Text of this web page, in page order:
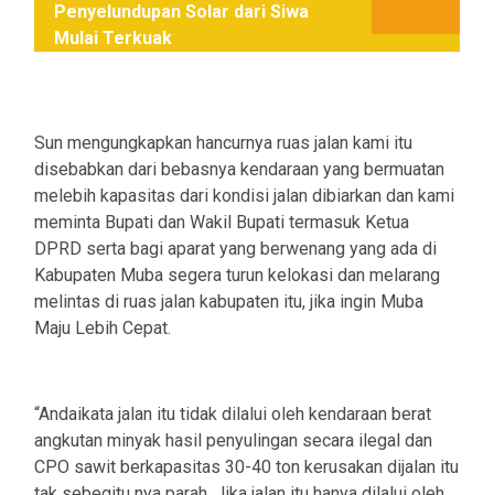
Penyelundupan Solar dari Siwa
Mulai Terkuak
Sun mengungkapkan hancurnya ruas jalan kami itu
disebabkan dari bebasnya kendaraan yang bermuatan
melebih kapasitas dari kondisi jalan dibiarkan dan kami
meminta Bupati dan Wakil Bupati termasuk Ketua
DPRD serta bagi aparat yang berwenang yang ada di
Kabupaten Muba segera turun kelokasi dan melarang
melintas di ruas jalan kabupaten itu, jika ingin Muba
Maju Lebih Cepat.
“Andaikata jalan itu tidak dilalui oleh kendaraan berat
angkutan minyak hasil penyulingan secara ilegal dan
CPO sawit berkapasitas 30-40 ton kerusakan dijalan itu